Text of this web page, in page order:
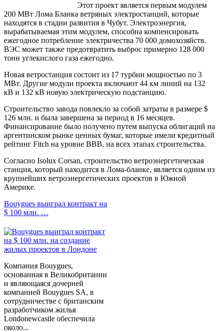
Этот проект является первым модулем
200 МВт Лома Бланка ветряных электростанций, которые
находятся в стадии развития в Чубут. Электроэнергия,
вырабатываемая этим модулем, способна компенсировать
ежегодное потребление электричества 70 000 домохозяйств.
ВЭС может также предотвратить выброс примерно 128 000
тонн углекислого газа ежегодно.
Новая ветростанция состоит из 17 турбин мощностью по 3
МВт. Другие модули проекта включают 44 км линий на 132
кВ и 132 кВ новую электрическую подстанцию.
Строительство завода повлекло за собой затраты в размере $
126 млн. и была завершена за период в 16 месяцев.
Финансирование было получено путем выпуска облигаций на
аргентинском рынке ценных бумаг, которые имели кредитный
рейтинг Fitch на уровне ВВВ, на всех этапах строительства.
Согласно Isolux Corsan, строительство ветроэнергетическая
станция, который находится в Лома-бланке, является одним из
крупнейших ветроэнергетических проектов в Южной
Америке.
Bouygues выиграл контракт на
$ 100 млн. …
Компания Bouygues,
основанная в Великобритании
и являющаяся дочерней
компанией Bouygues SA, в
сотрудничестве с британским
разработчиком жилья
Londonewcastle обеспечила
около...